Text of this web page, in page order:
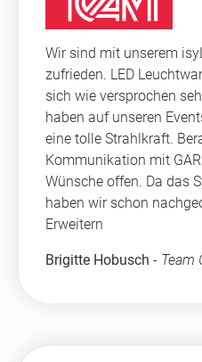
Wir sind mit unserem
zufrieden. LED
sich wie versprochen
haben auf unseren
eine tolle Strahlkraft.
Kommunikation mit
Wünsche offen. Da das
haben wir schon
Erweitern
Brigitte Hobusch - Team